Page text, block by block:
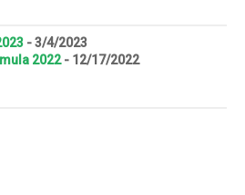
- 3/4/2023
2022- 12/17/2022